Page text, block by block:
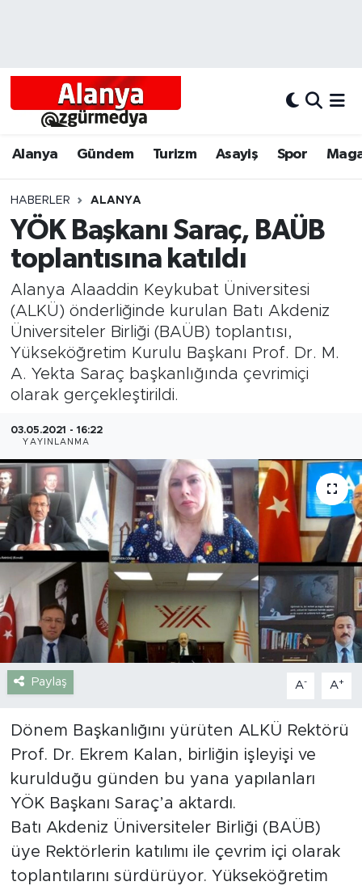
Alanya Gündem Turizm Asayiş Spor
HABERLER ALANYA
YÖK Başkanı Saraç, BAÜB
toplantısına katıldı
Alanya Alaaddin Keykubat Üniversitesi
(ALKÜ) önderliğinde kurulan Batı Akdeniz
Üniversiteler Birliği (BAÜB) toplantısı,
Yükseköğretim Kurulu Başkanı Prof. Dr. M.
A. Yekta Saraç başkanlığında çevrimiçi
olarak gerçekleştirildi.
03.05.2021 - 16:22
YAYINLANMA
Paylaş A- A+
Dönem Başkanlığını yürüten ALKÜ Rektörü
Prof. Dr. Ekrem Kalan, birliğin işleyişi ve
kurulduğu günden bu yana yapılanları
YÖK Başkanı Saraç’a aktardı.
Batı Akdeniz Üniversiteler Birliği (BAÜB)
üye Rektörlerin katılımı ile çevrim içi olarak
toplantılarını sürdürüyor. Yükseköğretim
Alanyum
Bölgesel
Dünya
Eğitim
Ekonomi
Gazipaşa
Güncel
Gündem
İnşaat-Emlak
Kültür-Sanat
Sağlık
Siyaset
Spor
Türkiye
Yaşam
Yerel
Alanya Hava Durumu
Tüm Manşetler
Son Dakika Haberleri
Haber Arşivi